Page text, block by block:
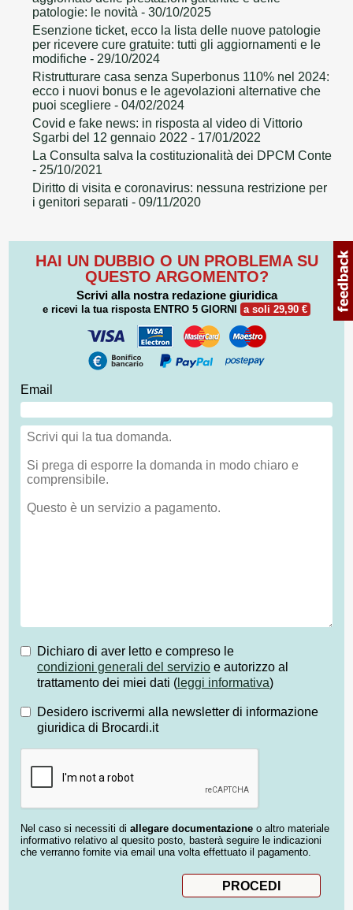
patologie: le novità - 30/10/2025
Esenzione ticket, ecco la lista delle nuove patologie
per ricevere cure gratuite: tutti gli aggiornamenti e le
modifiche - 29/10/2024
Ristrutturare casa senza Superbonus 110% nel 2024:
ecco i nuovi bonus e le agevolazioni alternative che
puoi scegliere - 04/02/2024
Covid e fake news: in risposta al video di Vittorio
Sgarbi del 12 gennaio 2022 - 17/01/2022
La Consulta salva la costituzionalità dei DPCM Conte
- 25/10/2021
Diritto di visita e coronavirus: nessuna restrizione per
i genitori separati - 09/11/2020
HAI UN DUBBIO O UN PROBLEMA SU
QUESTO ARGOMENTO?
Scrivi alla nostra redazione giuridica
e ricevi la tua risposta ENTRO 5 GIORNI a soli 29,90 €
Email
Dichiaro di aver letto e compreso le
condizioni generali del servizio e autorizzo al
trattamento dei miei dati ( leggi informativa)
Desidero iscrivermi alla newsletter di informazione
giuridica di Brocardi.it
Nel caso si necessiti di allegare documentazione o altro materiale
informativo relativo al quesito posto, basterà seguire le indicazioni
che verranno fornite via email una volta effettuato il pagamento.